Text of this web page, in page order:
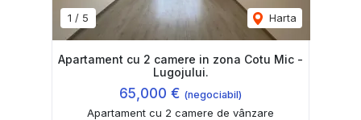
1 / 5 Harta
Apartament cu 2 camere in zona Cotu Mic -
Lugojului.
65,000 € (negociabil)
Apartament cu 2 camere de vânzare